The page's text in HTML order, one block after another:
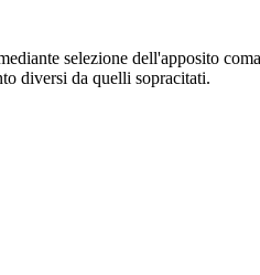
selezione dell'apposito
diversi da quelli sopracitati.